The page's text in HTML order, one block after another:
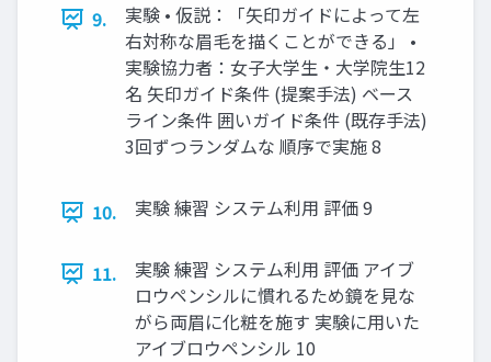
9.
実験 • 仮説：「矢印ガイドによって左
右対称な眉毛を描くことができる」 •
実験協力者：女子大学生・大学院生12
名 矢印ガイド条件 (提案手法) ベース
ライン条件 囲いガイド条件 (既存手法)
3回ずつランダムな 順序で実施 8
10. 実験 練習 システム利用 評価 9
11.
実験 練習 システム利用 評価 アイブ
ロウペンシルに慣れるため鏡を見な
がら両眉に化粧を施す 実験に用いた
アイブロウペンシル 10